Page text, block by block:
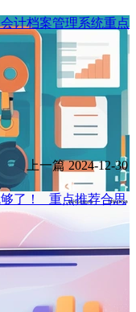
计档案管理系统重点
上一篇 2024-12-30
了！ _重点推荐合思